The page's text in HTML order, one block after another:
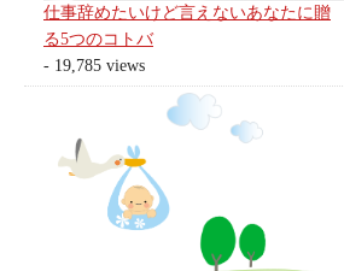
仕事辞めたいけど言えないあなたに贈
る5つのコトバ
- 19,785 views